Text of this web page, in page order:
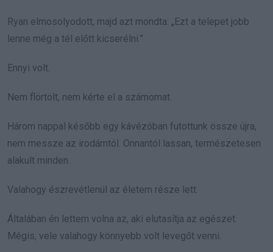
Ryan elmosolyodott, majd azt mondta: „Ezt a telepet jobb
lenne még a tél előtt kicserélni.”
Ennyi volt.
Nem flörtölt, nem kérte el a számomat.
Három nappal később egy kávézóban futottunk össze újra,
nem messze az irodámtól. Onnantól lassan, természetesen
alakult minden.
Valahogy észrevétlenül az életem része lett.
Általában én lettem volna az, aki elutasítja az egészet.
Mégis, vele valahogy könnyebb volt levegőt venni.